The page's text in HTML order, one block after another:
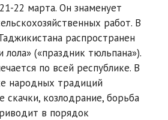
22 марта. Он знаменует
работ. В
распространен
лола» («праздник тюльпана»).
по всей республике. В
народных традиций
скачки, козлодрание, борьба
в порядок